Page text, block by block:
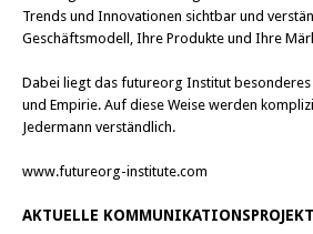
Trends und Innovationen sichtbar und
Geschäftsmodell, Ihre Produkte und Ihre
Dabei liegt das futureorg Institut besonderes
und Empirie. Auf diese Weise werden
Jedermann verständlich.
www.futureorg-institute.com
AKTUELLE